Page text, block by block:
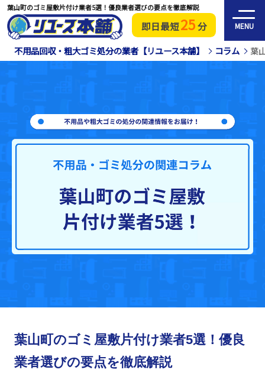
即日最短25分 MENU
葉山町のゴミ屋敷片付け業者5選！優良業者選びの要点を徹底解説
不用品回収・粗大ゴミ処分の業者【リユース本舗】 コラム 葉
葉山町のゴミ屋敷片付け業者5選！優良
業者選びの要点を徹底解説